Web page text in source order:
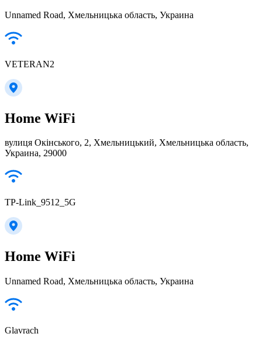
Unnamed Road, Хмельницька область, Украина
VETERAN2
Home WiFi
вулиця Окінського, 2, Хмельницький, Хмельницька область,
Украина, 29000
TP-Link_9512_5G
Home WiFi
Unnamed Road, Хмельницька область, Украина
Glavrach